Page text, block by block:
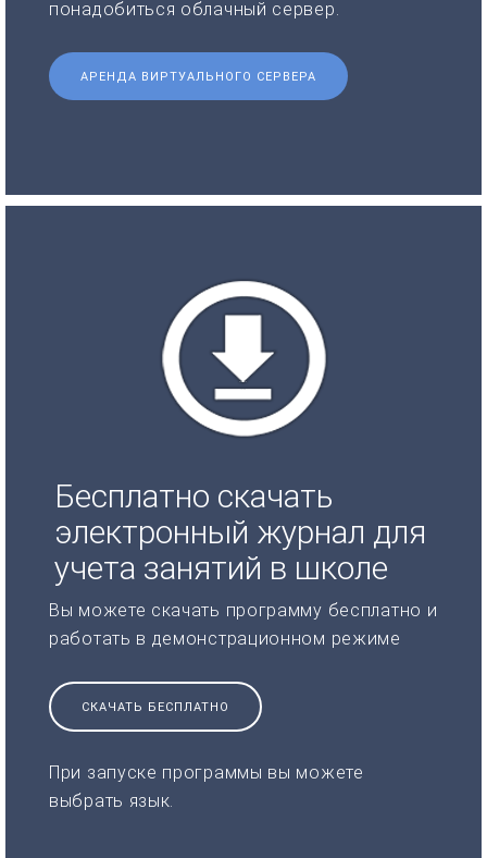
понадобиться облачный сервер.
АРЕНДА ВИРТУАЛЬНОГО СЕРВЕРА
Бесплатно скачать
электронный журнал для
учета занятий в школе
Вы можете скачать программу бесплатно и
работать в демонстрационном режиме
СКАЧАТЬ БЕСПЛАТНО
При запуске программы вы можете
выбрать язык.